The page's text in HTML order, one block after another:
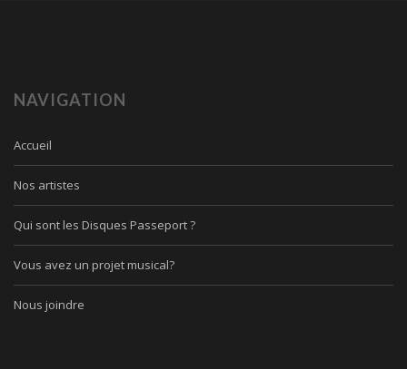
NAVIGATION
Accueil
Nos artistes
Qui sont les Disques Passeport ?
Vous avez un projet musical?
Nous joindre